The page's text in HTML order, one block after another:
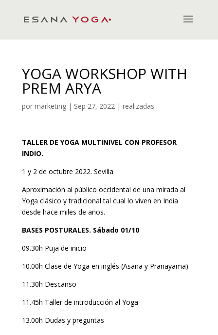
YOGA WORKSHOP WITH
PREM ARYA
por marketing| Sep 27, 2022| realizadas
TALLER DE YOGA MULTINIVEL CON PROFESOR
INDIO.
1 y 2 de octubre 2022. Sevilla
Aproximación al público occidental de una mirada al
Yoga clásico y tradicional tal cual lo viven en India
desde hace miles de años.
BASES POSTURALES. Sábado 01/10
09.30h Puja de inicio
10.00h Clase de Yoga en inglés (Asana y Pranayama)
11.30h Descanso
11.45h Taller de introducción al Yoga
13.00h Dudas y preguntas